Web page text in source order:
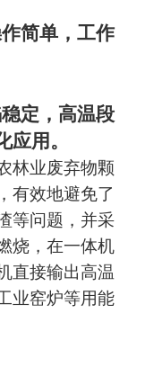
简单，工作
定，高温段
应用。
林业废弃物颗
有效地避免了
等问题，并采
烧，在一体机
直接输出高温
业窑炉等用能